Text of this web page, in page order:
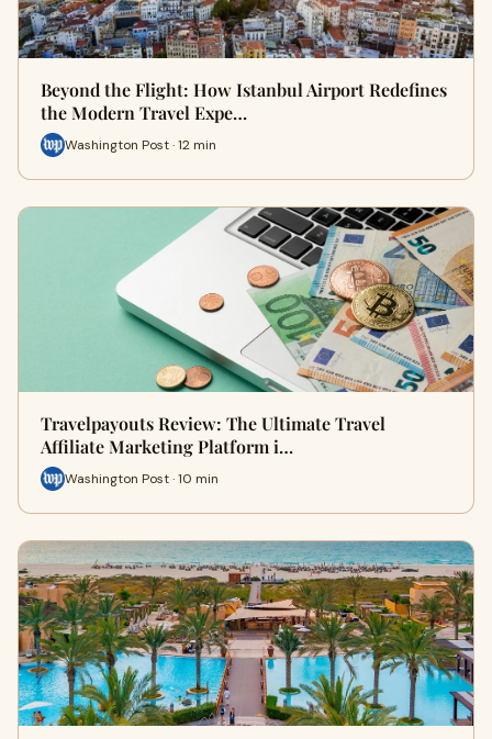
Beyond the Flight: How Istanbul Airport Redefines
the Modern Travel Expe…
Washington Post · 12 min
Travelpayouts Review: The Ultimate Travel
Affiliate Marketing Platform i…
Washington Post · 10 min